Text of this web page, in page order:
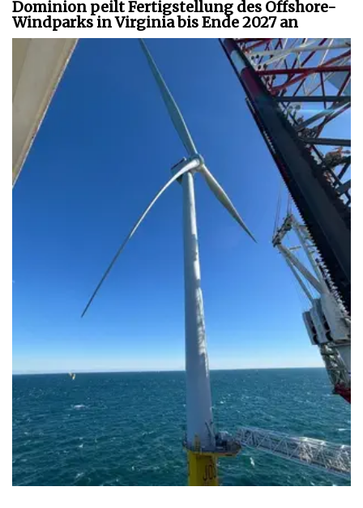
Dominion peilt Fertigstellung des Offshore-
Windparks in Virginia bis Ende 2027 an